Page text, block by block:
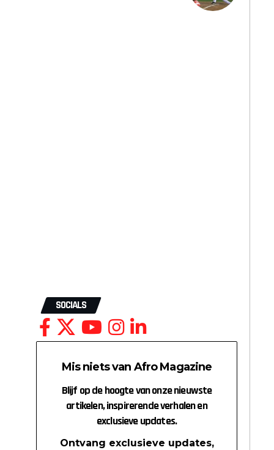
SOCIALS
Mis niets van Afro Magazine
Blijf op de hoogte van onze nieuwste
artikelen, inspirerende verhalen en
exclusieve updates.
Ontvang exclusieve updates,